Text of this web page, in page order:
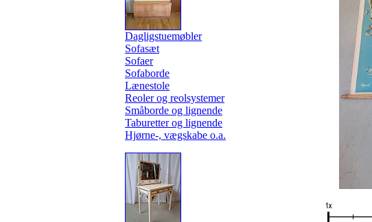
Dagligstuemøbler
Sofasæt
Sofaer
Sofaborde
Lænestole
Reoler og reolsystemer
Småborde og lignende
Taburetter og lignende
Hjørne-, vægskabe o.a.